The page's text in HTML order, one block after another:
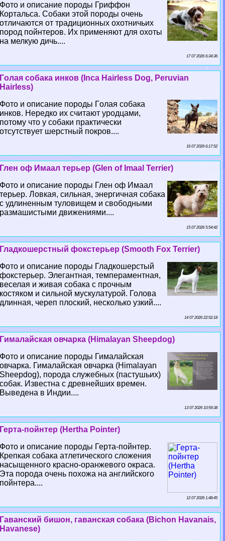
Фото и описание породы Гриффон
Кортальса. Собаки этой породы очень
отличаются от традиционных охотничьих
пород пойнтеров. Их применяют для охоты
на мелкую дичь....
17 07 2026 6:34:36
Гoлая собака инков (Inca Hairless Dog, Peruvian
Hairless)
Фото и описание породы Гoлая собака
инков. Нередко их считают уpoдцами,
потому что у собаки пpaктически
отсутствует шерстный покров....
16 07 2026 6:17:52
Глен оф Имаал терьер (Glen of Imaal Terrier)
Фото и описание породы Глен оф Имаал
терьер. Ловкая, сильная, энергичная собака
с удлиненным туловищем и свободными
размашистыми движениями....
15 07 2026 5:54:42
Гладкошерстный фокстерьер (Smooth Fox Terrier)
Фото и описание породы Гладкошерстый
фокстерьер. Элегантная, темпераментная,
веселая и живая собака с прочным
костяком и сильной мускулатурой. Голова
длинная, череп плоский, несколько узкий....
14 07 2026 22:52:18
Гималайская овчарка (Himalayan Sheepdog)
Фото и описание породы Гималайская
овчарка. Гималайская овчарка (Himalayan
Sheepdog), порода служебных (пастушьих)
собак. Известна с древнейших времен.
Выведена в Индии....
13 07 2026 10:59:38
Герта-пойнтер (Hertha Pointer)
Фото и описание породы Герта-пойнтер.
Крепкая собака атлетического сложения
насыщенного красно-оранжевого окраса.
Эта порода очень похожа на английского
пойнтера....
12 07 2026 1:48:45
Гаванский бишон, гаванская собака (Bichon Havanais,
Havanese)